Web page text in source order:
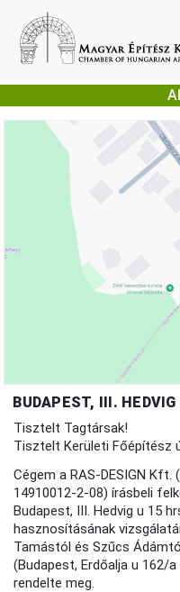
BUDAPEST, III. HEDVIG
Tisztelt Tagtársak!
Tisztelt Kerületi Főépítész
Cégem a RAS-DESIGN Kft.
14910012-2-08) írásbeli
Budapest, III. Hedvig u 15
hasznosításának
Tamástól és Szűcs
(Budapest, Erdőalja u 162/
rendelte meg.